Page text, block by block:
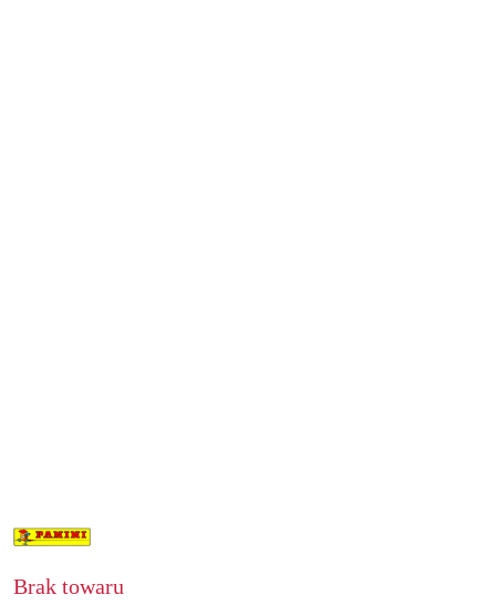
NAZWA
PRODUCENTA:
Brak towaru